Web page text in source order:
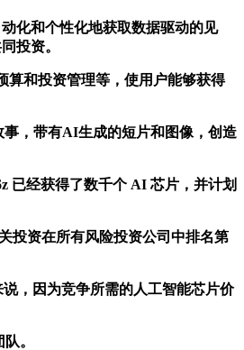
化和个性化地获取数据驱动的见
投资。
和投资管理等，使用户能够获得
，带有AI生成的短片和图像，创造
已经获得了数千个 AI 芯片，并计划
投资在所有风险投资公司中排名第
，因为竞争所需的人工智能芯片价
。